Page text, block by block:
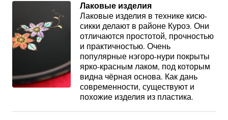
Лаковые изделия
Лаковые изделия в технике кисю-
сикки делают в районе Куроэ. Они
отличаются простотой, прочностью
и практичностью. Очень
популярные нэгоро-нури покрыты
ярко-красным лаком, под которым
видна чёрная основа. Как дань
современности, существуют и
похожие изделия из пластика.